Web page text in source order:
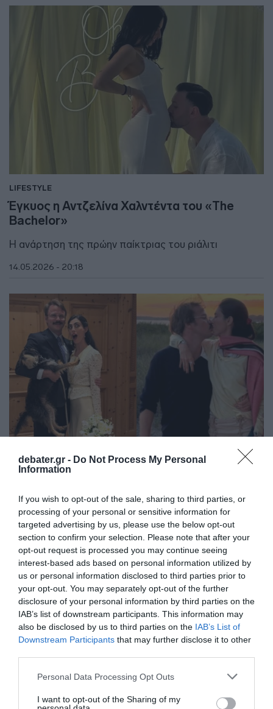
debater.gr - Do Not Process My Personal
Information
If you wish to opt-out of the sale, sharing to third parties, or
processing of your personal or sensitive information for
targeted advertising by us, please use the below opt-out
section to confirm your selection. Please note that after your
opt-out request is processed you may continue seeing
interest-based ads based on personal information utilized by
us or personal information disclosed to third parties prior to
your opt-out. You may separately opt-out of the further
disclosure of your personal information by third parties on the
IAB’s list of downstream participants. This information may
also be disclosed by us to third parties on the IAB’s List of
Downstream Participants that may further disclose it to other
Please note that this website/app uses one or more Google
not limited to your visit or usage behaviour. You may click to
Personal Data Processing Opt Outs
I want to opt-out of the Sharing of my
LIFESTYLE
Έγκυος η Αντζελίνα Χαλντέντα του «The
Bachelor»
Η ανάρτηση της πρώην παίκτριας του ριάλιτι
14.05.2026 - 20:18
Νικόλας Νιάρχος: Θα γίνει πατέρας για
πρώτη φορά – Έγκυος η σύζυγός του, Μαλού
Ντάλα Πίκολα (pic)
H φωτογραφία της εγκυμονούσας με φουσκωμένη
κοιλίτσα
14.05.2026 - 15:04